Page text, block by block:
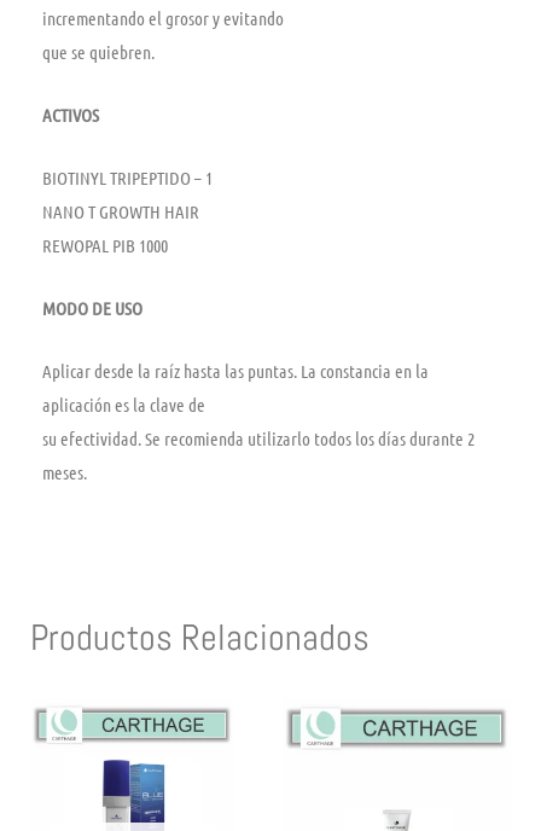
incrementando el grosor y evitando
que se quiebren.
ACTIVOS
BIOTINYL TRIPEPTIDO – 1
NANO T GROWTH HAIR
REWOPAL PIB 1000
MODO DE USO
Aplicar desde la raíz hasta las puntas. La constancia en la
aplicación es la clave de
su efectividad. Se recomienda utilizarlo todos los días durante 2
meses.
Productos Relacionados